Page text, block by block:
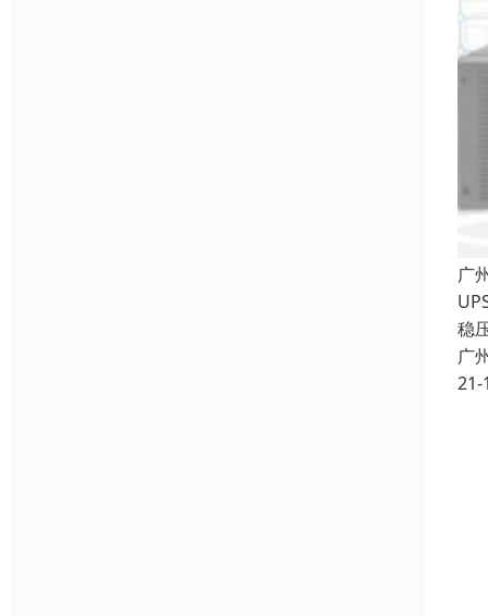
广
稳
广
21-